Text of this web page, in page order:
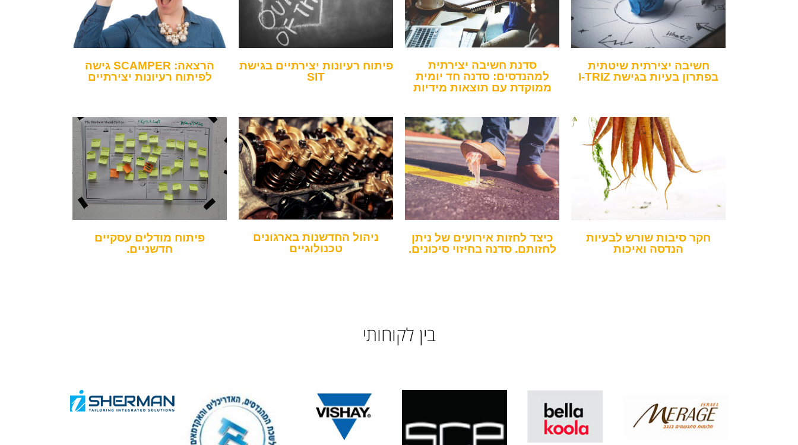
חשיבה יצירתית שיטתית
בפתרון בעיות בגישת I-TRIZ
סדנת חשיבה יצירתית
למהנדסים: סדנה חד יומית
ממוקדת עם תוצאות מידיות
פיתוח רעיונות יצירתיים בגישת
SIT
הרצאה: SCAMPER גישה
לפיתוח רעיונות יצירתיים
חקר סיבות שורש לבעיות
הנדסה ואיכות
כיצד לחזות אירועים של ניתן
לחזותם. סדנה בחיזוי סיכונים.
ניהול החדשנות בארגונים
טכנולוגיים
פיתוח מודלים עסקיים
חדשניים.
בין לקוחותי